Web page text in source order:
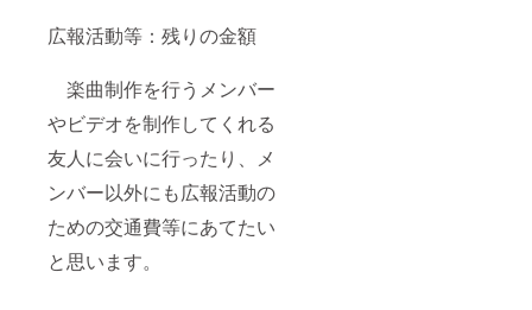
広報活動等：残りの金額
楽曲制作を行うメンバー
やビデオを制作してくれる
友人に会いに行ったり、メ
ンバー以外にも広報活動の
ための交通費等にあてたい
と思います。